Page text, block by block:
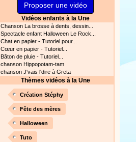
Proposer une vidéo
Vidéos enfants à la Une
Chanson La brosse à dents, dessin...
Spectacle enfant Halloween Le Rock...
Chat en papier - Tutoriel pour...
Cœur en papier - Tutoriel...
Bâton de pluie - Tutoriel...
chanson Hippopotam-tam
chanson J'vais l'dire à Greta
Thèmes vidéos à la Une
Création Stéphy
Fête des mères
Halloween
Tuto